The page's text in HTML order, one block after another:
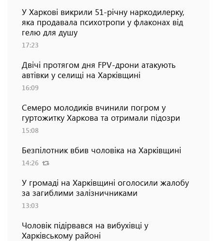
У Харкові викрили 51-річну наркодилерку,
яка продавала психотропи у флаконах від
гелю для душу
17:23
Двічі протягом дня FPV-дрони атакують
автівки у селищі на Харківщині
16:09
Семеро молодиків вчинили погром у
гуртожитку Харкова та отримали підозри
15:08
Безпілотник вбив чоловіка на Харківщині
14:26
У громаді на Харківщині оголосили жалобу
за загиблими залізничниками
13:03
Чоловік підірвався на вибухівці у
Харківському районі